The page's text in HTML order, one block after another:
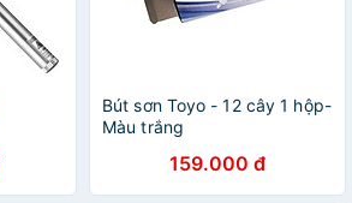
Bút sơn Toyo - 12 cây 1 hộp-
Màu trắng
159.000 đ